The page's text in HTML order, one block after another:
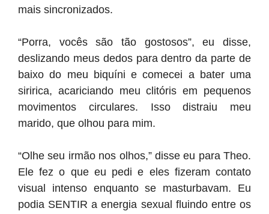
mais sincronizados.
“Porra, vocês são tão gostosos”, eu disse,
deslizando meus dedos para dentro da parte de
baixo do meu biquíni e comecei a bater uma
siririca, acariciando meu clitóris em pequenos
movimentos circulares. Isso distraiu meu
marido, que olhou para mim.
“Olhe seu irmão nos olhos,” disse eu para Theo.
Ele fez o que eu pedi e eles fizeram contato
visual intenso enquanto se masturbavam. Eu
podia SENTIR a energia sexual fluindo entre os